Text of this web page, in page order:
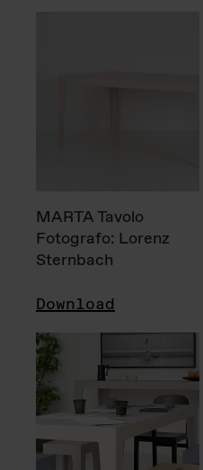
MARTA Tavolo
Fotografo: Lorenz
Sternbach
Download